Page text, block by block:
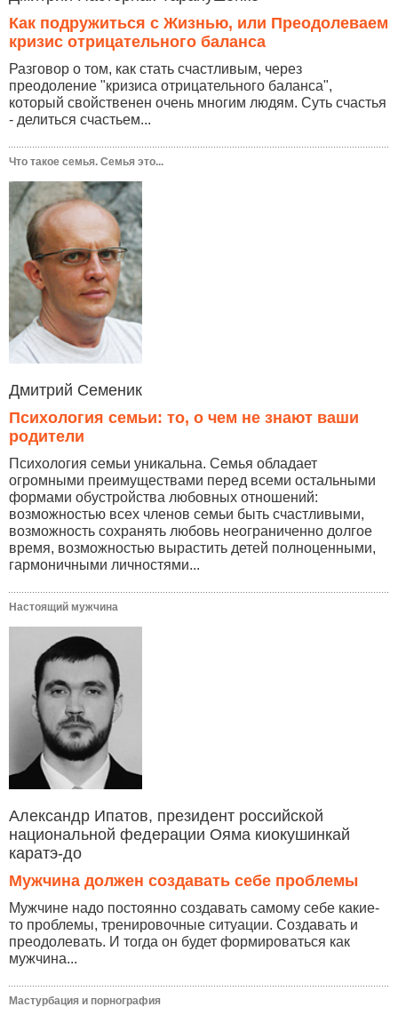
Как подружиться с Жизнью, или Преодолеваем
кризис отрицательного баланса
Разговор о том, как стать счастливым, через
преодоление "кризиса отрицательного баланса",
который свойственен очень многим людям. Суть счастья
- делиться счастьем...
Что такое семья. Семья это...
Дмитрий Семеник
Психология семьи: то, о чем не знают ваши
родители
Психология семьи уникальна. Семья обладает
огромными преимуществами перед всеми остальными
формами обустройства любовных отношений:
возможностью всех членов семьи быть счастливыми,
возможность сохранять любовь неограниченно долгое
время, возможностью вырастить детей полноценными,
гармоничными личностями...
Настоящий мужчина
Александр Ипатов, президент российской
национальной федерации Ояма киокушинкай
каратэ-до
Мужчина должен создавать себе проблемы
Мужчине надо постоянно создавать самому себе какие-
то проблемы, тренировочные ситуации. Создавать и
преодолевать. И тогда он будет формироваться как
мужчина...
Мастурбация и порнография